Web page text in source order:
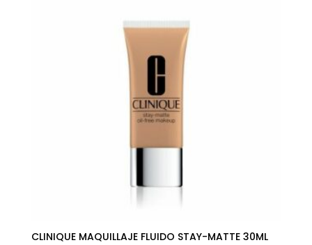
CLINIQUE MAQUILLAJE FLUIDO STAY-MATTE 30ML